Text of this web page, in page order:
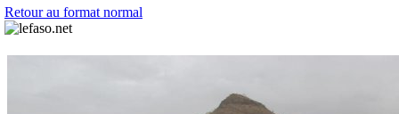
Retour au format normal